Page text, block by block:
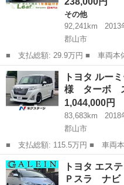
その他
92,241km
2013
郡山市
■ 支払総額: 29.9万円 ■ 車両本体価格： 238,000 円 ■ メーカー
名： トヨタ ■ 車種名： ピク
Ｇ アイドリングストップ（車検
付）基本装備フル...
福島 郡山市 その他
トヨタ ルー
様 ターボ
1,044,000円
83,683km
2018
郡山市
■ 支払総額: 115.5万円 ■ 車両本体価格： 1,044,000 円 ■ メーカ
ー名： トヨタ ■ 車種名： ル
Ｇ－Ｔ 寒冷地仕様 ターボ スマ
ドドア ...
福島 郡山市 トヨタ
トヨタ エス
Ｐスラ ナ